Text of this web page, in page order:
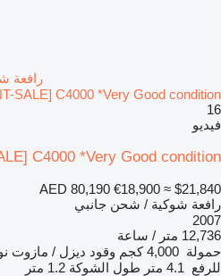
SALE] C4000 *Very Good condition*
16
فيديو
C4000 *Very Good condition*
AED 80,190 €18,900 ≈ $21,840
رافعة شوكية / شحن جانبي
2007
12,736 متر / ساعة
حمولة 4,000 كجم وقود ديزل / مازوت
للرفع 4.1 متر طول الشوكة 1.2 متر